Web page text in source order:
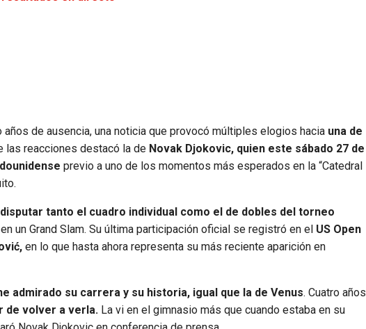
años de ausencia, una noticia que provocó múltiples elogios hacia una de
las reacciones destacó la de Novak Djokovic, quien este sábado 27 de
previo a uno de los momentos más esperados en la “Catedral
tanto el cuadro individual como el de dobles del torneo
un Grand Slam. Su última participación oficial se registró en el US Open
en lo que hasta ahora representa su más reciente aparición en
admirado su carrera y su historia, igual que la de Venus. Cuatro años
de volver a verla. La vi en el gimnasio más que cuando estaba en su